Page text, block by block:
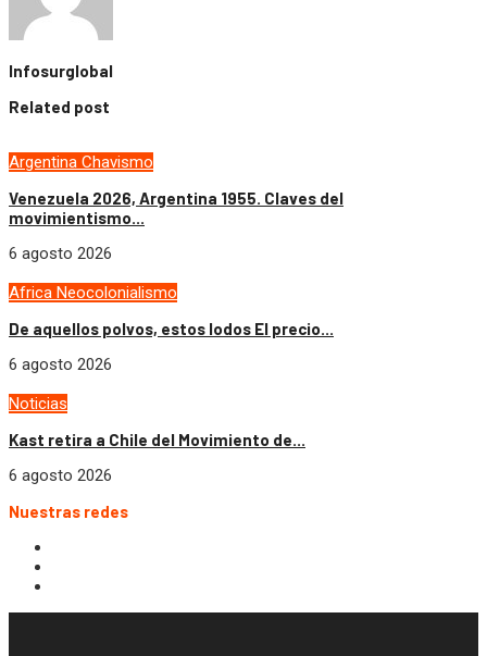
Infosurglobal
Related post
Argentina Chavismo
Venezuela 2026, Argentina 1955. Claves del
movimientismo...
6 agosto 2026
Africa Neocolonialismo
De aquellos polvos, estos lodos El precio...
6 agosto 2026
Noticias
Kast retira a Chile del Movimiento de...
6 agosto 2026
Nuestras redes